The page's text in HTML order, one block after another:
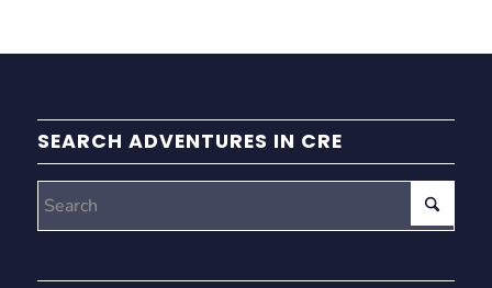
SEARCH ADVENTURES IN CRE